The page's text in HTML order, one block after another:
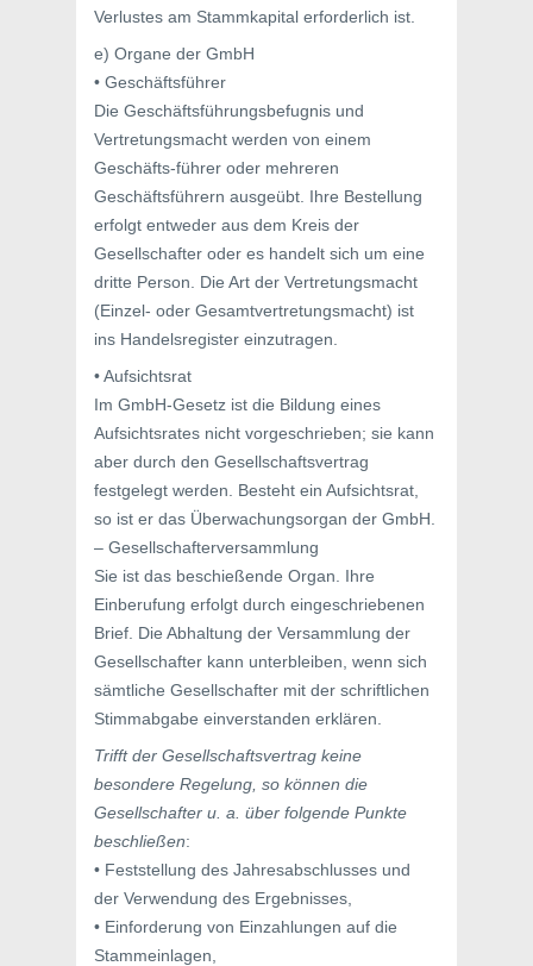
Verlustes am Stammkapital erforderlich ist.
e) Organe der GmbH
• Geschäftsführer
Die Geschäftsführungsbefugnis und
Vertretungsmacht werden von einem
Geschäfts-führer oder mehreren
Geschäftsführern ausgeübt. Ihre Bestellung
erfolgt entweder aus dem Kreis der
Gesellschafter oder es handelt sich um eine
dritte Person. Die Art der Vertretungsmacht
(Einzel- oder Gesamtvertretungsmacht) ist
ins Handelsregister einzutragen.
• Aufsichtsrat
Im GmbH-Gesetz ist die Bildung eines
Aufsichtsrates nicht vorgeschrieben; sie kann
aber durch den Gesellschaftsvertrag
festgelegt werden. Besteht ein Aufsichtsrat,
so ist er das Überwachungsorgan der GmbH.
– Gesellschafterversammlung
Sie ist das beschießende Organ. Ihre
Einberufung erfolgt durch eingeschriebenen
Brief. Die Abhaltung der Versammlung der
Gesellschafter kann unterbleiben, wenn sich
sämtliche Gesellschafter mit der schriftlichen
Stimmabgabe einverstanden erklären.
Trifft der Gesellschaftsvertrag keine
besondere Regelung, so können die
Gesellschafter u. a. über folgende Punkte
beschließen:
• Feststellung des Jahresabschlusses und
der Verwendung des Ergebnisses,
• Einforderung von Einzahlungen auf die
Stammeinlagen,